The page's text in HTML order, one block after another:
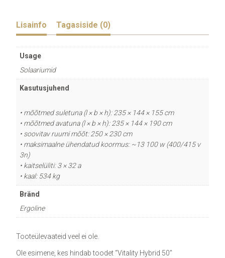
Lisainfo Tagasiside (0)
Usage
Solaariumid
Kasutusjuhend
• mõõtmed suletuna (l × b × h): 235 × 144 × 155 cm
• mõõtmed avatuna (l × b × h): 235 × 144 × 190 cm
• soovitav ruumi mõõt: 250 × 230 cm
• maksimaalne ühendatud koormus: ~13 100 w (400/415 v
3n)
• kaitselüliti: 3 × 32 a
• kaal: 534 kg
Bränd
Ergoline
Tooteülevaateid veel ei ole.
Ole esimene, kes hindab toodet “Vitality Hybrid 50”